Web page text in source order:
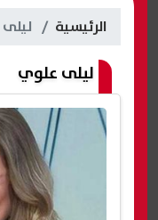
الرئيسية
ليلى علوي